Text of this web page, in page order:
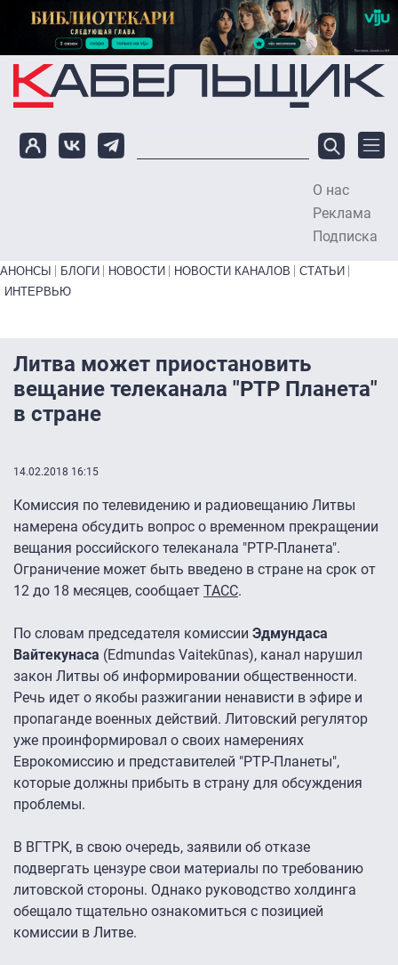
Перейти к основному содержанию
О нас
Реклама
Подписка
Primary links bottom
АНОНСЫ БЛОГИ НОВОСТИ НОВОСТИ КАНАЛОВ
СТАТЬИ
ИНТЕРВЬЮ
Литва может приостановить
вещание телеканала "РТР Планета"
в стране
14.02.2018 16:15
Комиссия по телевидению и радиовещанию Литвы
намерена обсудить вопрос о временном прекращении
вещания российского телеканала "РТР-Планета".
Ограничение может быть введено в стране на срок от
12 до 18 месяцев, сообщает ТАСC.
По словам председателя комиссии Эдмундаса
Вайтекунаса (Edmundas Vaitekūnas), канал нарушил
закон Литвы об информировании общественности.
Речь идет о якобы разжигании ненависти в эфире и
пропаганде военных действий. Литовский регулятор
уже проинформировал о своих намерениях
Еврокомиссию и представителей "РТР-Планеты",
которые должны прибыть в страну для обсуждения
проблемы.
В ВГТРК, в свою очередь, заявили об отказе
подвергать цензуре свои материалы по требованию
литовской стороны. Однако руководство холдинга
обещало тщательно ознакомиться с позицией
комиссии в Литве.